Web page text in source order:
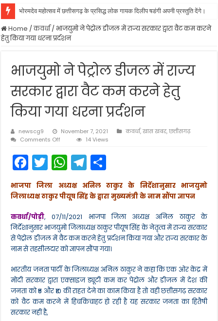
भोरमदेव महोत्सव में छत्तीसगढ़ के प्रसिद्ध लोक गायक दिलीप षडंगी अपनी प्रस्तुति देंगे।
Home /कवर्धा/ भाजयुमो ने पेट्रोल डीजल में राज्य सरकार द्वारा वैट कम करने
हेतु किया गया धरना प्रर्दशन
भाजयुमो ने पेट्रोल डीजल में राज्य
सरकार द्वारा वैट कम करने हेतु
किया गया धरना प्रर्दशन
newscg9 November 7, 2021 कवर्धा,खास खबर,छत्तीसगढ़
Comments Off
ने
पेट्रोल
डीजल
राज्य
सरकार
वैट
कम
करने
हेतु
किया
प्रर्दशन
14 Views
F
a
c
e
b
o
o
k
T
w
itt
er
W
h
a
ts
A
p
p
T
el
e
gr
a
m
h
ar
e
भाजपा जिला अध्यक्ष अनिल ठाकुर के निर्देशानुसार
भाजयुमो
जिलाध्यक्ष ठाकुर पीयूष सिंह के द्वारा मुख्यमंत्री के नाम सौंपा ज्ञापन
कवर्धा/पोड़ी, 07/11/2021 भाजपा जिला अध्यक्ष अनिल ठाकुर के
निर्देशानुसार भाजयुमो जिलाध्यक्ष ठाकुर पीयूष सिंह के नेतृत्व में राज्य सरकार
से पेट्रोल डीजल में वैट कम करने हेतु प्रर्दशन किया गया और राज्य सरकार के
नाम से तहसीलदार को ज्ञापन सौंपा गया।
भारतीय जनता पार्टी के जिलाध्यक्ष अनिल ठाकुर ने कहा कि एक ओर केंद्र में
मोदी सरकार द्वारा एक्साइज ड्यूटी कम कर पेट्रोल और डीजल में देश की
जनता को ₹5 और ₹10 की राहत देने का काम किया है तो वही छत्तीसगढ़ सरकार
को वैट कम करने में हिचकिचाहट हो रही है यह सरकार जनता का हितैषी
सरकार नहीं है,